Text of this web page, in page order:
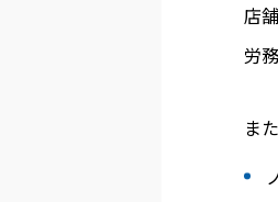
店
労
ま